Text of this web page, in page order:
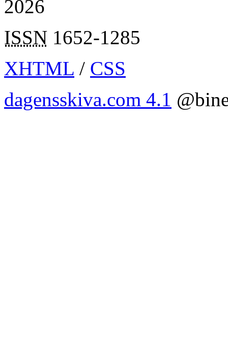
2026
ISSN 1652-1285
XHTML / CSS
dagensskiva.com 4.1